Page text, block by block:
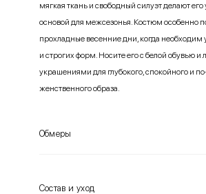
мягкая ткань и свободный силуэт делают
основой для межсезонья. Костюм особенно
прохладные весенние дни, когда необходим
и строгих форм. Носите его с белой обувью
украшениями для глубокого, спокойного и
женственного образа.
Обмеры
Состав и уход